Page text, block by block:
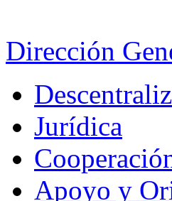
Dirección
Jurídica
Apoyo y